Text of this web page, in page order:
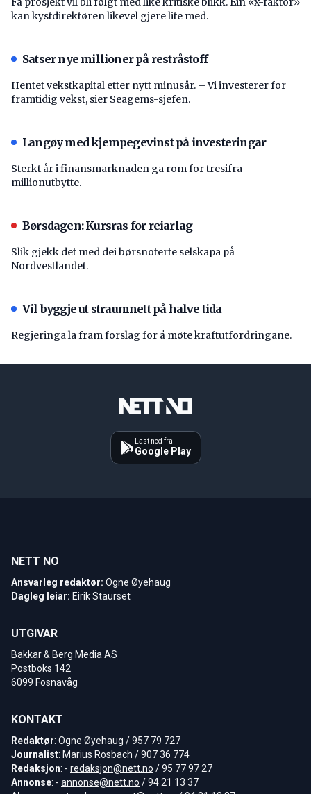
kan kystdirektøren likevel gjere lite med.
Satser nye millioner på restråstoff
Hentet vekstkapital etter nytt minusår. – Vi investerer for
framtidig vekst, sier Seagems-sjefen.
Langøy med kjempegevinst på investeringar
Sterkt år i finansmarknaden ga rom for tresifra
millionutbytte.
Børsdagen: Kursras for reiarlag
Slik gjekk det med dei børsnoterte selskapa på
Nordvestlandet.
Vil byggje ut straumnett på halve tida
Regjeringa la fram forslag for å møte kraftutfordringane.
Last ned fra
Google Play
NETT NO
Ansvarleg redaktør: Ogne Øyehaug
Dagleg leiar: Eirik Staurset
UTGIVAR
Bakkar & Berg Media AS
Postboks 142
6099 Fosnavåg
KONTAKT
Redaktør: Ogne Øyehaug / 957 79 727
Journalist: Marius Rosbach / 907 36 774
Redaksjon: - redaksjon@nett.no / 95 77 97 27
Annonse: - annonse@nett.no / 94 21 13 37